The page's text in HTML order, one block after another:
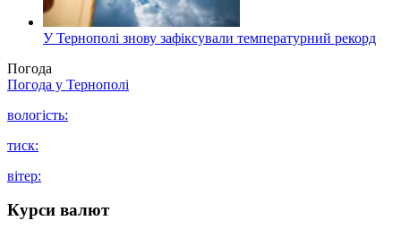
У Тернополі знову зафіксували температурний рекорд
Погода
Погода у Тернополі
вологість:
тиск:
вітер:
Курси валют